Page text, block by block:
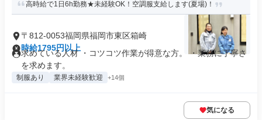
高時給で1日6h勤務★未経験OK！空調服支給します(夏場)！
〒812-0053福岡県福岡市東区箱崎
時給1795円以上
求めている人材 ・コツコツ作業が得意な方。 ・業務に丁寧さ
を求めます。
制服あり 業界未経験歓迎 +14個
気になる